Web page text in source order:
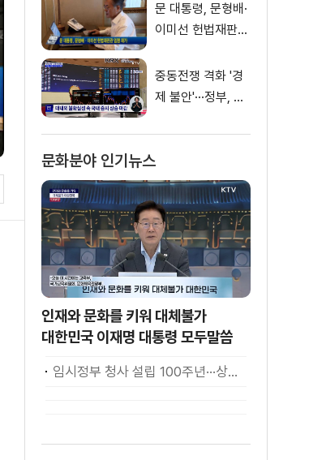
문 대통령, 문형배·
이미선 헌법재판관
중동전쟁 격화 '경
제 불안'···정부, 금
소화
문화분야 인기뉴스
인재와 문화를 키워 대체불가
대한민국 이재명 대통령 모두말씀
임시정부 청사 설립 100주년···상하이서 만난 K-컬처! [세계 속 한국]